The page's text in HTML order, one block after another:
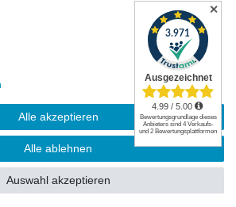
Impressum|
Kontakt
Alle akzeptieren
Alle ablehnen
Auswahl akzeptieren
✕